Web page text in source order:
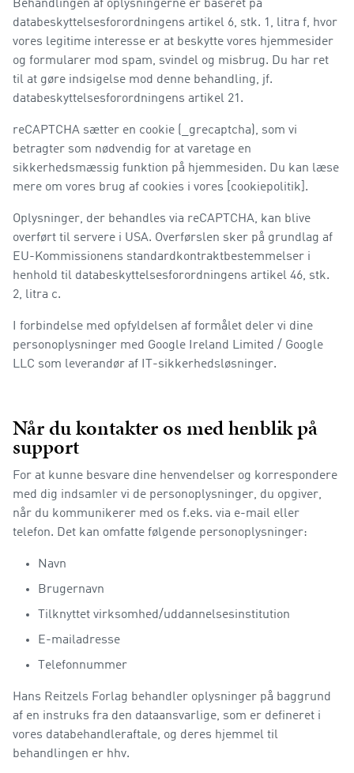
Behandlingen af oplysningerne er baseret på
databeskyttelsesforordningens artikel 6, stk. 1, litra f, hvor
vores legitime interesse er at beskytte vores hjemmesider
og formularer mod spam, svindel og misbrug. Du har ret
til at gøre indsigelse mod denne behandling, jf.
databeskyttelsesforordningens artikel 21.
reCAPTCHA sætter en cookie (_grecaptcha), som vi
betragter som nødvendig for at varetage en
sikkerhedsmæssig funktion på hjemmesiden. Du kan læse
mere om vores brug af cookies i vores [cookiepolitik].
Oplysninger, der behandles via reCAPTCHA, kan blive
overført til servere i USA. Overførslen sker på grundlag af
EU-Kommissionens standardkontraktbestemmelser i
henhold til databeskyttelsesforordningens artikel 46, stk.
2, litra c.
I forbindelse med opfyldelsen af formålet deler vi dine
personoplysninger med Google Ireland Limited / Google
LLC som leverandør af IT-sikkerhedsløsninger.
Når du kontakter os med henblik på
support
For at kunne besvare dine henvendelser og korrespondere
med dig indsamler vi de personoplysninger, du opgiver,
når du kommunikerer med os f.eks. via e-mail eller
telefon. Det kan omfatte følgende personoplysninger:
Navn
Brugernavn
Tilknyttet virksomhed/uddannelsesinstitution
E-mailadresse
Telefonnummer
Hans Reitzels Forlag behandler oplysninger på baggrund
af en instruks fra den dataansvarlige, som er defineret i
vores databehandleraftale, og deres hjemmel til
behandlingen er hhv.